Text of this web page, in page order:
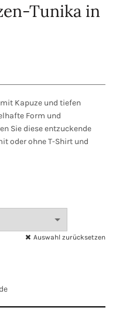
Tunika in
mit Kapuze und tiefen
Form und
Sie diese entzuckende
oder ohne T-Shirt und
Auswahl zurücksetzen